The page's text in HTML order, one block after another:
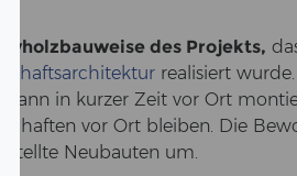
des Pro­jekts,
rea­li­siert
in kur­zer Zeit vor Ort
vor Ort blei­ben. Die
Neu­bau­ten um.